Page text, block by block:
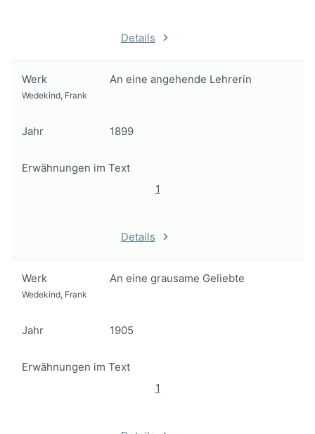
Details
Werk An eine angehende Lehrerin
Wedekind, Frank
Jahr 1899
Erwähnungen im Text
1
Details
Werk An eine grausame Geliebte
Wedekind, Frank
Jahr 1905
Erwähnungen im Text
1